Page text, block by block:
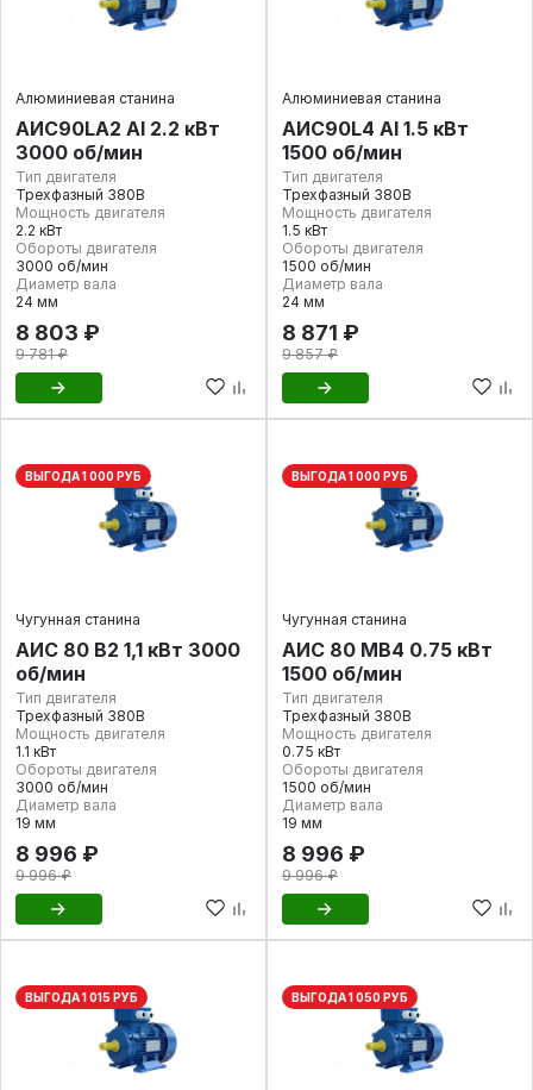
Алюминиевая станина
АИС90LА2 Al 2.2 кВт
3000 об/мин
Тип двигателя
Трехфазный 380В
Мощность двигателя
2.2 кВт
Обороты двигателя
3000 об/мин
Диаметр вала
24 мм
8 803 ₽
9 781 ₽
Алюминиевая станина
AИC90L4 Al 1.5 кВт
1500 об/мин
Тип двигателя
Трехфазный 380В
Мощность двигателя
1.5 кВт
Обороты двигателя
1500 об/мин
Диаметр вала
24 мм
8 871 ₽
9 857 ₽
ВЫГОДА 1 000 РУБ
Чугунная станина
АИС 80 В2 1,1 кВт 3000
об/мин
Тип двигателя
Трехфазный 380В
Мощность двигателя
1.1 кВт
Обороты двигателя
3000 об/мин
Диаметр вала
19 мм
8 996 ₽
9 996 ₽
ВЫГОДА 1 000 РУБ
Чугунная станина
АИС 80 МВ4 0.75 кВт
1500 об/мин
Тип двигателя
Трехфазный 380В
Мощность двигателя
0.75 кВт
Обороты двигателя
1500 об/мин
Диаметр вала
19 мм
8 996 ₽
9 996 ₽
ВЫГОДА 1 015 РУБ ВЫГОДА 1 050 РУБ